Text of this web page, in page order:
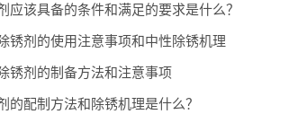
应该具备的条件和满足的要求是什么？
锈剂的使用注意事项和中性除锈机理
锈剂的制备方法和注意事项
的配制方法和除锈机理是什么？